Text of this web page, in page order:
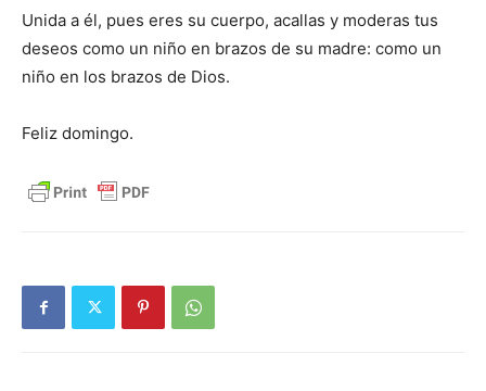
Unida a él, pues eres su cuerpo, acallas y moderas tus
deseos como un niño en brazos de su madre: como un
niño en los brazos de Dios.
Feliz domingo.